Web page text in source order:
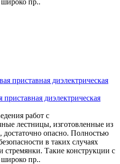
приставная диэлектрическая
работ с
лестницы, изготовленные из
достаточно опасно. Полностью
в таких случаях
стремянки. Такие конструкции с
пр..